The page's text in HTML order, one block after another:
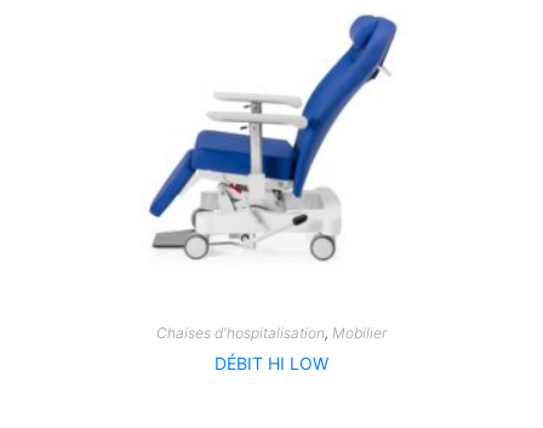
Chaises d'hospitalisation, Mobilier
DÉBIT HI LOW